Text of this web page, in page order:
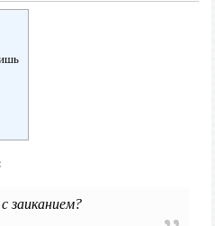
заиканием?